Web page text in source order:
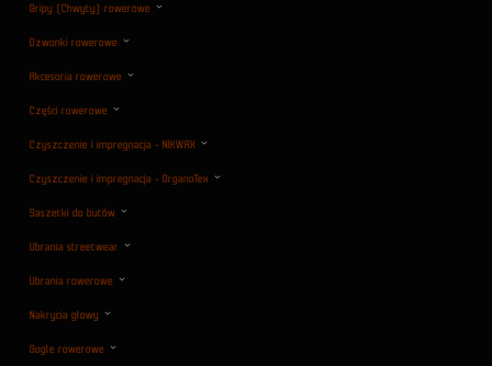
Gripy (Chwyty) rowerowe
Dzwonki rowerowe
Akcesoria rowerowe
Części rowerowe
Czyszczenie i impregnacja - NIKWAX
Czyszczenie i impregnacja - OrganoTex
Saszetki do butów
Ubrania streetwear
Ubrania rowerowe
Nakrycia głowy
Gogle rowerowe